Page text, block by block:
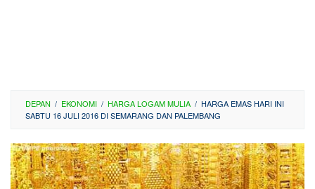
DEPAN / EKONOMI / HARGA LOGAM MULIA / HARGA EMAS HARI INI
SABTU 16 JULI 2016 DI SEMARANG DAN PALEMBANG